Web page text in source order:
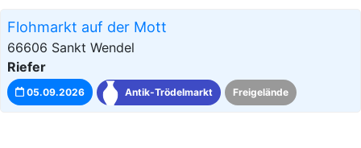
Flohmarkt auf der Mott
66606 Sankt Wendel
Riefer
05.09.2026 Antik-Trödelmarkt Freigelände